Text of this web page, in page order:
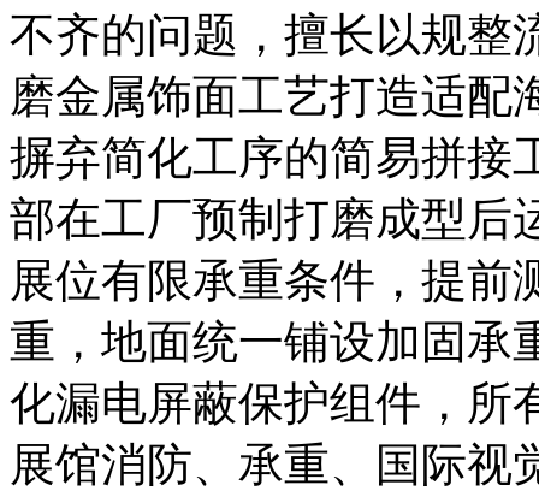
不齐的问题，擅长以规整
磨金属饰面工艺打造适配
摒弃简化工序的简易拼接
部在工厂预制打磨成型后
展位有限承重条件，提前
重，地面统一铺设加固承
化漏电屏蔽保护组件，所
展馆消防、承重、国际视